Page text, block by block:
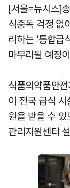
[서울=뉴시스]
식중독 걱정 없
리하는 '통합급
마무리될 예정
식품의약품안
이 전국 급식
원을 받을 수
관리지원센터